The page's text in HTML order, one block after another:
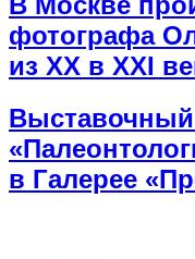
фотографа
из ХХ в ХХI
Выставочный
в Галерее